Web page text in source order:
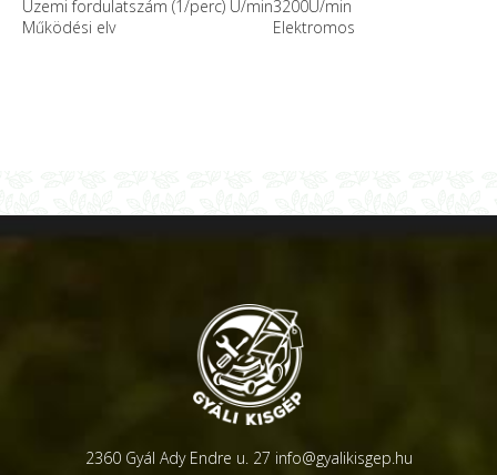
Üzemi fordulatszám (1/perc) U/min3200U/min
Működési elv
Elektromos
2360 Gyál Ady Endre u. 27 info@gyalikisgep.hu